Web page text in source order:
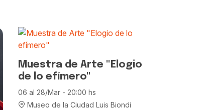
Muestra de Arte "Elogio
de lo efímero"
06 al 28/Mar - 20:00 hs
Museo de la Ciudad Luis Biondi